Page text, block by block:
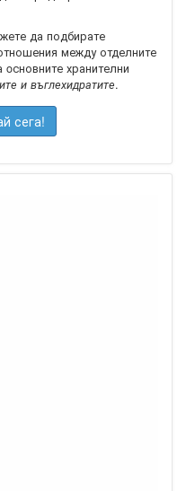
да подбирате
между отделните
oсновните хранителни
и въглехидратите.
сега!